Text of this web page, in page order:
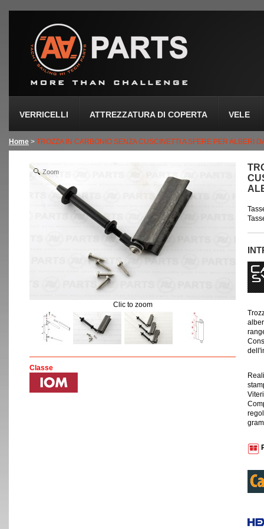
VERRICELLI ATTREZZATURA DI COPERTA VELE
Home > TROZZA IN CARBONIO SENZA CUSCINETTI A SFERE PER ALBERI
Zoom
Clic to zoom
Classe